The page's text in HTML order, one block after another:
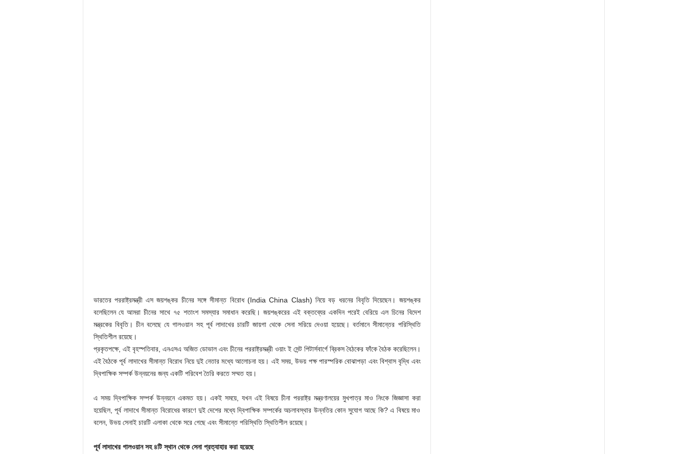
ভারতের পররাষ্ট্রমন্ত্রী এস জয়শঙ্কর চীনের সঙ্গে সীমান্ত বিরোধ (India China Clash) নিয়ে বড় ধরনের বিবৃতি দিয়েছেন। জয়শঙ্কর
বলেছিলেন যে আমরা চীনের সাথে ৭৫ শতাংশ সমস্যার সমাধান করেছি। জয়শঙ্করের এই বক্তব্যের একদিন পরেই বেরিয়ে এল চিনের বিদেশ
মন্ত্রকের বিবৃতি। চীন বলেছে যে গালওয়ান সহ পূর্ব লাদাখের চারটি জায়গা থেকে সেনা সরিয়ে দেওয়া হয়েছে। বর্তমানে সীমান্তের পরিস্থিতি
স্থিতিশীল রয়েছে।
প্রকৃতপক্ষে, এই বৃহস্পতিবার, এনএসএ অজিত ডোভাল এবং চীনের পররাষ্ট্রমন্ত্রী ওয়াং ই সেন্ট পিটার্সবার্গে ব্রিকস বৈঠকের ফাঁকে বৈঠক করেছিলেন।
এই বৈঠকে পূর্ব লাদাখের সীমান্ত বিরোধ নিয়ে দুই নেতার মধ্যে আলোচনা হয়। এই সময়, উভয় পক্ষ পারস্পরিক বোঝাপড়া এবং বিশ্বাস বৃদ্ধি এবং
দ্বিপাক্ষিক সম্পর্ক উন্নয়নের জন্য একটি পরিবেশ তৈরি করতে সম্মত হয়।
এ সময় দ্বিপাক্ষিক সম্পর্ক উন্নয়নে একমত হয়। একই সময়ে, যখন এই বিষয়ে চীনা পররাষ্ট্র মন্ত্রণালয়ের মুখপাত্র মাও নিংকে জিজ্ঞাসা করা
হয়েছিল, পূর্ব লাদাখে সীমান্ত বিরোধের কারণে দুই দেশের মধ্যে দ্বিপাক্ষিক সম্পর্কের অচলাবস্থার উন্নতির কোন সুযোগ আছে কি? এ বিষয়ে মাও
বলেন, উভয় সেনাই চারটি এলাকা থেকে সরে গেছে এবং সীমান্তে পরিস্থিতি স্থিতিশীল রয়েছে।
পূর্ব লাদাখের গালওয়ান সহ ৪টি স্থান থেকে সেনা প্রত্যাহার করা হয়েছে